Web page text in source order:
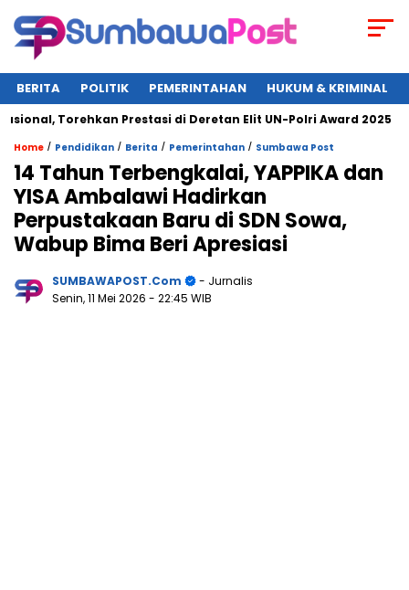
BERITA POLITIK PEMERINTAHAN HUKUM & KRIMINAL
Torehkan Prestasi di Deretan Elit UN-Polri Award 2025
Home / Pendidikan / Berita / Pemerintahan / Sumbawa Post
14 Tahun Terbengkalai, YAPPIKA dan
YISA Ambalawi Hadirkan
Perpustakaan Baru di SDN Sowa,
Wabup Bima Beri Apresiasi
SUMBAWAPOST.com
- Jurnalis
Senin, 11 Mei 2026 - 22:45 WIB